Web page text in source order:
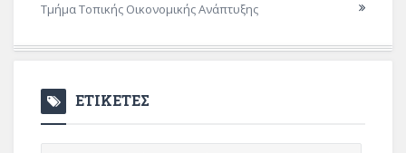
Τμήμα Τοπικής Οικονομικής Ανάπτυξης
ΕΤΙΚΕΤΕΣ